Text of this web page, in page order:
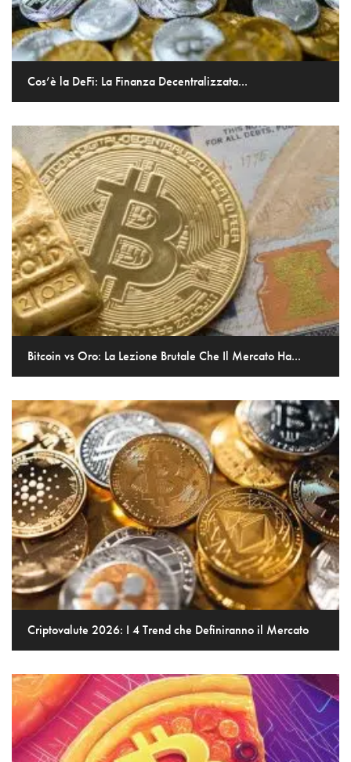
Cos’è la DeFi: La Finanza Decentralizzata...
Bitcoin vs Oro: La Lezione Brutale Che Il Mercato Ha...
Criptovalute 2026: I 4 Trend che Definiranno il Mercato